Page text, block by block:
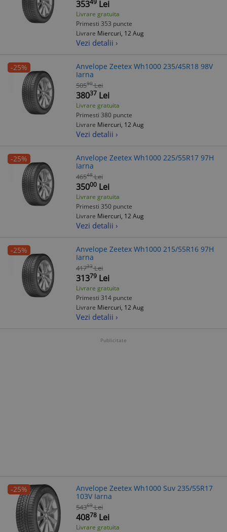
353 Lei
Livrare gratuita
Primesti 353 puncte
Livrare Miercuri, 12 Aug
Vezi detalii ›
-25%
Anvelope Zeetex Wh1000 235/45R18 98V
Iarna
50590 Lei
38037 Lei
Livrare gratuita
Primesti 380 puncte
Livrare Miercuri, 12 Aug
Vezi detalii ›
-25%
Anvelope Zeetex Wh1000 225/55R17 97H
Iarna
46548 Lei
35000 Lei
Livrare gratuita
Primesti 350 puncte
Livrare Miercuri, 12 Aug
Vezi detalii ›
-25%
Anvelope Zeetex Wh1000 215/55R16 97H
Iarna
41733 Lei
31379 Lei
Livrare gratuita
Primesti 314 puncte
Livrare Miercuri, 12 Aug
Vezi detalii ›
Publicitate
-25%
Anvelope Zeetex Wh1000 Suv 235/55R17
103V Iarna
54369 Lei
40878 Lei
Livrare gratuita